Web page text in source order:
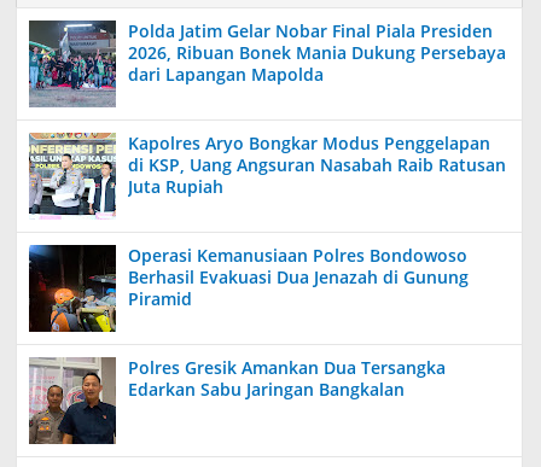
Polda Jatim Gelar Nobar Final Piala Presiden
2026, Ribuan Bonek Mania Dukung Persebaya
dari Lapangan Mapolda
Kapolres Aryo Bongkar Modus Penggelapan
di KSP, Uang Angsuran Nasabah Raib Ratusan
Juta Rupiah
Operasi Kemanusiaan Polres Bondowoso
Berhasil Evakuasi Dua Jenazah di Gunung
Piramid
Polres Gresik Amankan Dua Tersangka
Edarkan Sabu Jaringan Bangkalan